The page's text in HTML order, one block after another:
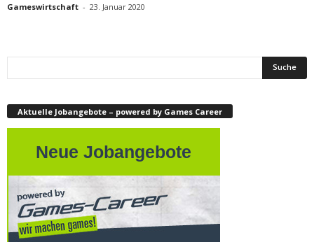
Gameswirtschaft - 23. Januar 2020
Aktuelle Jobangebote – powered by Games Career